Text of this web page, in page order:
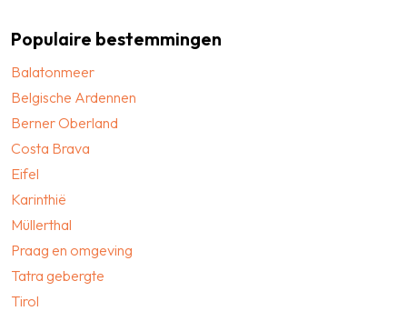
Populaire bestemmingen
Balatonmeer
Belgische Ardennen
Berner Oberland
Costa Brava
Eifel
Karinthië
Müllerthal
Praag en omgeving
Tatra gebergte
Tirol